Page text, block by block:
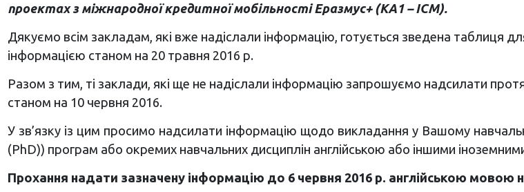
проектах з міжнародної кредитної мобільності Еразмус+ (KA1 – ICM).
Дякуємо всім закладам, які вже надіслали інформацію, готується зведена таблиця
інформацією станом на 20 травня 2016 р.
Разом з тим, ті заклади, які ще не надіслали інформацію запрошуємо надсилати
станом на 10 червня 2016.
У зв’язку із цим просимо надсилати інформацію щодо викладання у Вашому
(PhD)) програм або окремих навчальних дисциплін англійською або іншими
Прохання надати зазначену інформацію до 6 червня 2016 р. англійською мовою